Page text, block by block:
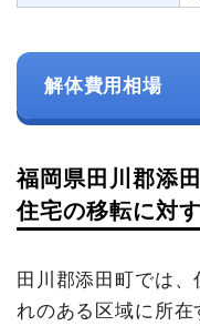
解体費用相場
福岡県田川郡添
住宅の移転に対
田川郡添田町では
れのある区域に所